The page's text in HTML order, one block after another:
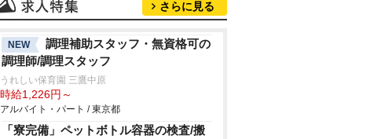
さらに見る
NEW
調理補助スタッフ・無資格可の
調理師/調理スタッフ
うれしい保育園 三鷹中原
時給1,226円～
アルバイト・パート / 東京都
「寮完備」ペットボトル容器の検査/搬